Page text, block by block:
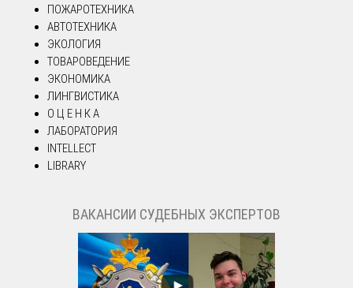
ПОЖАРОТЕХНИКА
АВТОТЕХНИКА
ЭКОЛОГИЯ
ТОВАРОВЕДЕНИЕ
ЭКОНОМИКА
ЛИНГВИСТИКА
О Ц Е Н К А
ЛАБОРАТОРИЯ
INTELLECT
LIBRARY
ВАКАНСИИ СУДЕБНЫХ ЭКСПЕРТОВ